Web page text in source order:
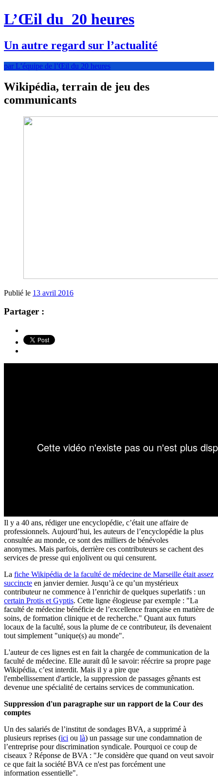
L’Œil du 20 heures
Un autre regard sur l’actualité
par L’équipe de l’Œil du 20 heures
Wikipédia, terrain de jeu des
communicants
Publié le 13 avril 2016
Partager :
Il y a 40 ans, rédiger une encyclopédie, c’était une affaire de
professionnels. Aujourd’hui, les auteurs de l’encyclopédie la plus
consultée au monde, ce sont des milliers de bénévoles
anonymes. Mais parfois, derrière ces contributeurs se cachent des
services de presse qui enjolivent ou qui censurent.
La fiche Wikipédia de la faculté de médecine de Marseille était assez
succincte en janvier dernier. Jusqu’à ce qu’un mystérieux
contributeur ne commence à l’enrichir de quelques superlatifs : un
certain Protis et Gyptis. Cette ligne élogieuse par exemple : "La
faculté de médecine bénéficie de l’excellence française en matière de
soins, de formation clinique et de recherche." Quant aux futurs
locaux de la faculté, sous la plume de ce contributeur, ils devenaient
tout simplement "unique(s) au monde".
L'auteur de ces lignes est en fait la chargée de communication de la
faculté de médecine. Elle aurait dû le savoir: réécrire sa propre page
Wikipédia, c’est interdit. Mais il y a pire que
l'embellissement d'article, la suppression de passages gênants est
devenue une spécialité de certains services de communication.
Suppression d'un paragraphe sur un rapport de la Cour des
comptes
Un des salariés de l’institut de sondages BVA, a supprimé à
plusieurs reprises (ici ou là) un passage sur une condamnation de
l’entreprise pour discrimination syndicale. Pourquoi ce coup de
ciseaux ? Réponse de BVA : "Je considère que quand on veut savoir
ce que fait la société BVA ce n'est pas forcément une
information essentielle".